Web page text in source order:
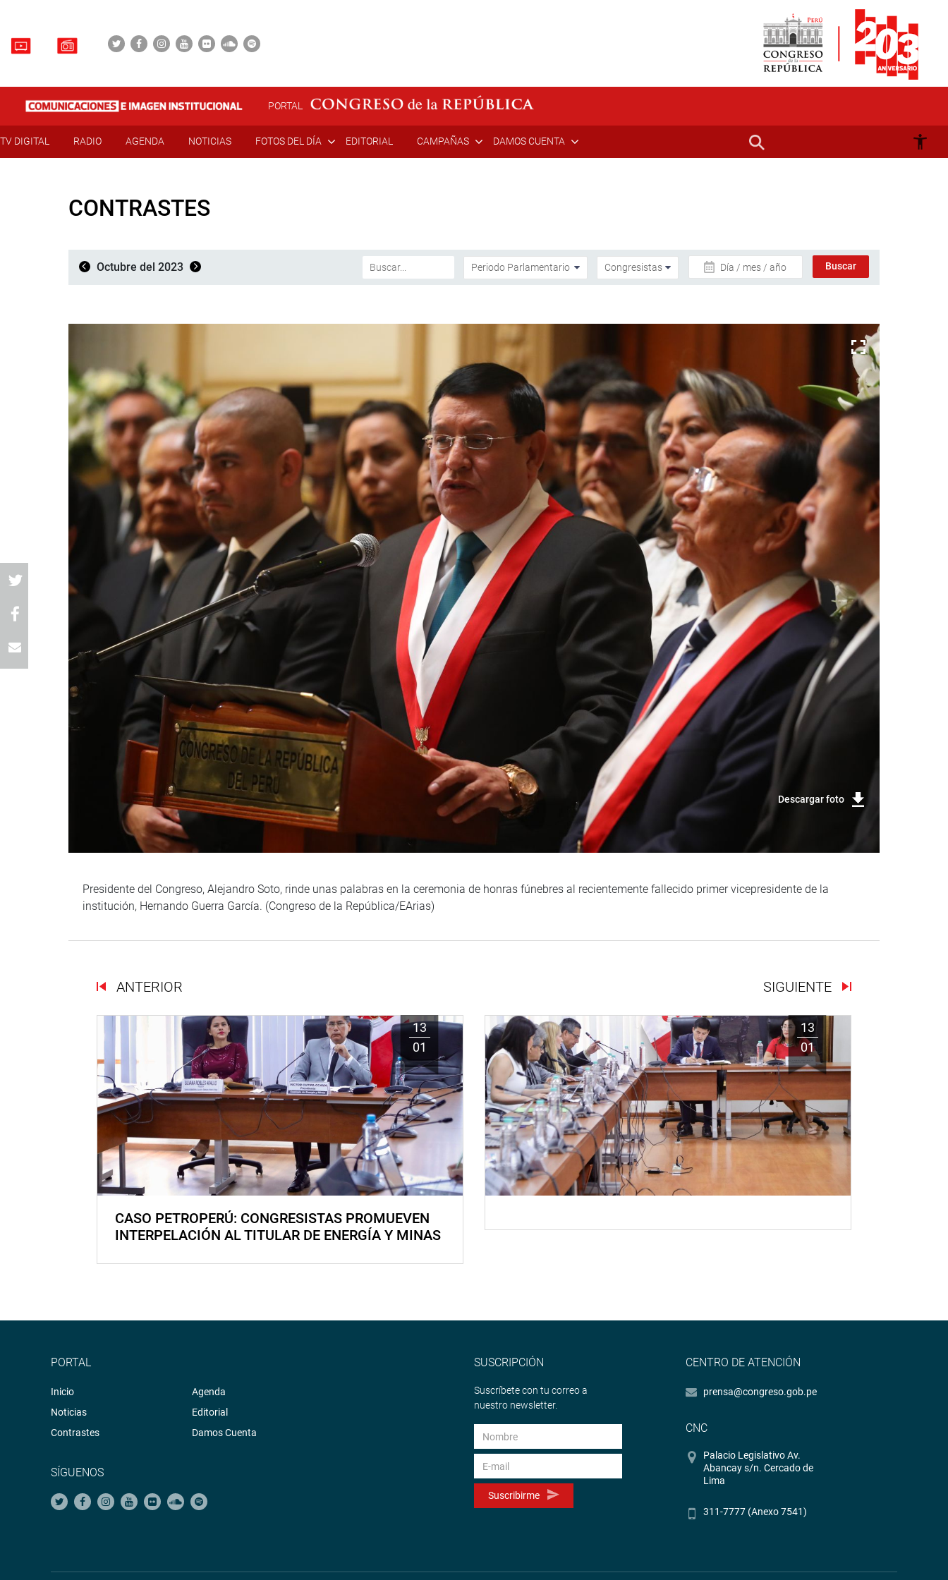
PORTAL
TV DIGITAL RADIO AGENDA NOTICIAS FOTOS DEL DÍA EDITORIAL CAMPAÑAS DAMOS CUENTA
CONTRASTES
Octubre del 2023 Día / mes / año
Descargar foto
Presidente del Congreso, Alejandro Soto, rinde unas palabras en la ceremonia de honras fúnebres al recientemente fallecido primer vicepresidente de la
institución, Hernando Guerra García. (Congreso de la República/EArias)
ANTERIOR SIGUIENTE
13
01
CASO PETROPERÚ: CONGRESISTAS PROMUEVEN
INTERPELACIÓN AL TITULAR DE ENERGÍA Y MINAS
13
01
PORTAL
Inicio
Noticias
Contrastes
Agenda
Editorial
Damos Cuenta
SÍGUENOS
SUSCRIPCIÓN
Suscríbete con tu correo a
nuestro newsletter.
Suscribirme
CENTRO DE ATENCIÓN
prensa@congreso.gob.pe
CNC
Palacio Legislativo Av.
Abancay s/n. Cercado de
Lima
311-7777 (Anexo 7541)